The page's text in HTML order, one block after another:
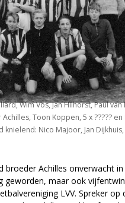
Wim Vos, Jan Hilhorst, Paul van
Toon Koppen, 5 x ?????
Nico Majoor, Jan Dijkhuis,
broeder Achilles onverwacht
geworden, maar ook
LVV. Spreker op